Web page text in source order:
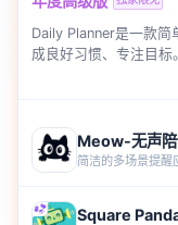
Daily Planner是一款简
成良好习惯、专注目
Meow-无声
简洁的多场景提醒
Square